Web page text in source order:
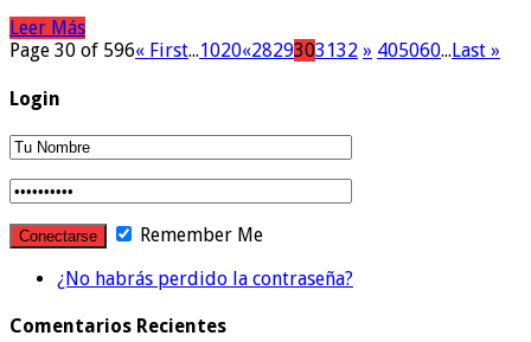
Leer Más
Page 30 of 596« First...1020«28293031 32 » 405060... Last »
Login
Remember Me
¿No habrás perdido la contraseña?
Comentarios Recientes